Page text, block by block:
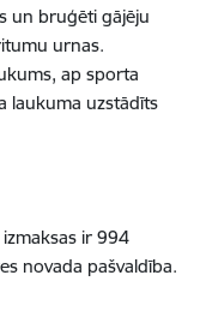
un bruģēti gājēju
urnas.
ap sporta
laukuma uzstādīts
ir 994
novada pašvaldība.